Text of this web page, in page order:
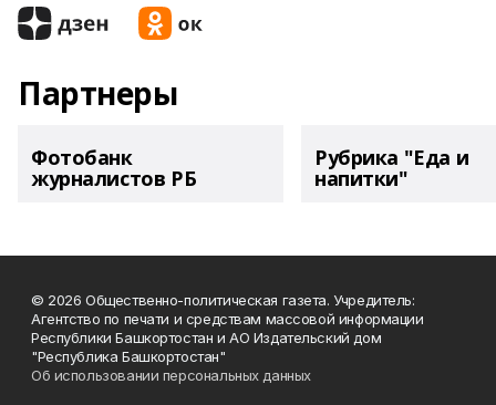
Партнеры
Фотобанк
журналистов РБ
Рубрика "Еда и
напитки"
© 2026 Общественно-политическая газета. Учредитель:
Агентство по печати и средствам массовой информации
Республики Башкортостан и АО Издательский дом
"Республика Башкортостан"
Об использовании персональных данных